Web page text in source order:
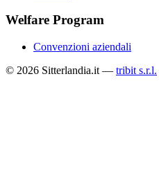
Welfare Program
Convenzioni aziendali
© 2026 Sitterlandia.it — tribit s.r.l.